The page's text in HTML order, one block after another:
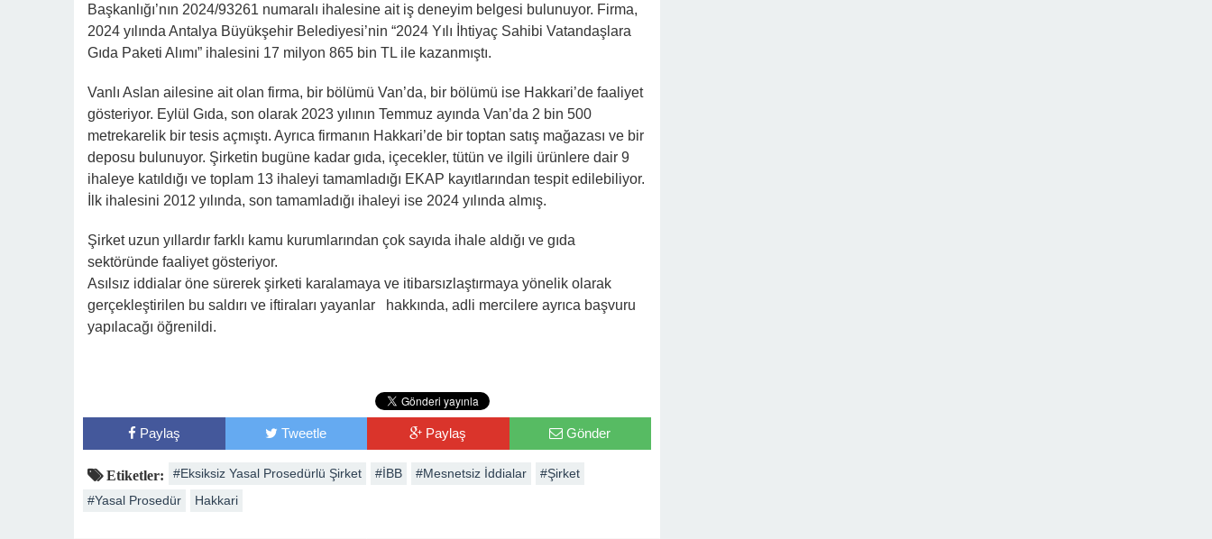
Vanlı Aslan ailesine ait olan firma, bir bölümü Van’da, bir bölümü ise Hakkari’de faaliyet gösteriyor. Eylül Gıda, son
olarak 2023 yılının Temmuz ayında Van’da 2 bin 500 metrekarelik bir tesis açmıştı. Ayrıca firmanın Hakkari’de bir toptan
katıldığı ve toplam 13 ihaleyi tamamladığı EKAP kayıtlarından tespit edilebiliyor. İlk ihalesini 2012 yılında, son
tamamladığı ihaleyi ise 2024 yılında almış.
Şirket uzun yıllardır farklı kamu kurumlarından çok sayıda ihale aldığı ve gıda sektöründe faaliyet gösteriyor.
Asılsız iddialar öne sürerek şirketi karalamaya ve itibarsızlaştırmaya yönelik olarak gerçekleştirilen bu saldırı ve iftiraları
yayanlar hakkında, adli mercilere ayrıca başvuru yapılacağı öğrenildi.
Paylaş Tweetle Paylaş
Vali Çelik ve İl Başkanı Kaya, Hakkarili Genç Çifti, Nişan
Töreninde Yalnız Bırakmadı
Yorumlar